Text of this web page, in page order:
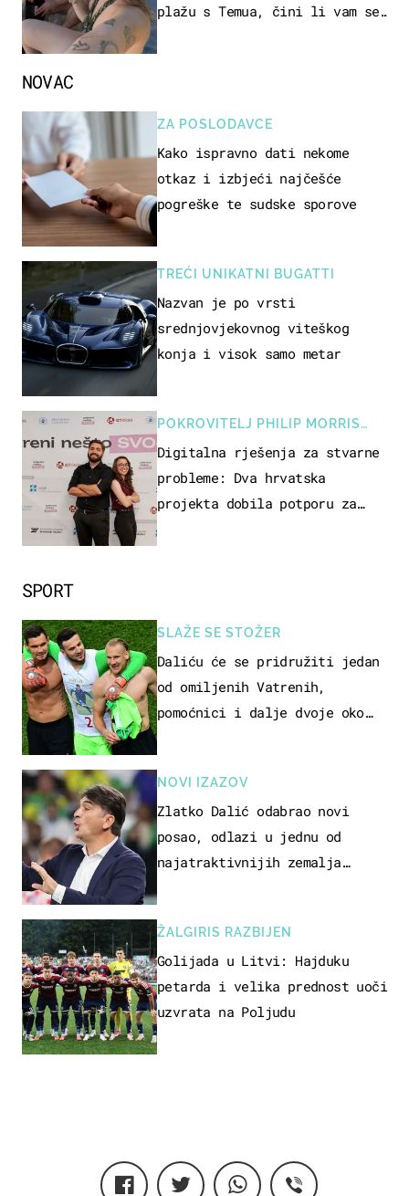
plažu s Temua, čini li vam se
SPORT
SLAŽE SE STOŽER
Daliću će se pridružiti jedan
od omiljenih Vatrenih,
pomoćnici i dalje dvoje oko
NOVI IZAZOV
Zlatko Dalić odabrao novi
posao, odlazi u jednu od
najatraktivnijih zemalja
ŽALGIRIS RAZBIJEN
Golijada u Litvi: Hajduku
petarda i velika prednost uoči
uzvrata na Poljudu
NOVAC
ZA POSLODAVCE
Kako ispravno dati nekome
otkaz i izbjeći najčešće
pogreške te sudske sporove
TREĆI UNIKATNI BUGATTI
Nazvan je po vrsti
srednjovjekovnog viteškog
konja i visok samo metar
POKROVITELJ PHILIP MORRIS
ZAGREB
Digitalna rješenja za stvarne
probleme: Dva hrvatska
projekta dobila potporu za